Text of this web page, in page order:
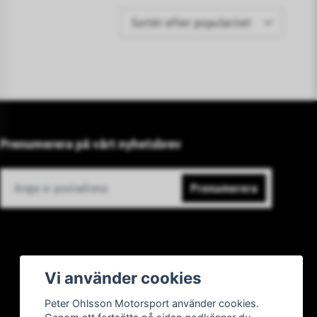
Prenumerera på vårt nyhetsbrev
Prenumerera
Vi använder cookies
Peter Ohlsson Motorsport använder cookies.